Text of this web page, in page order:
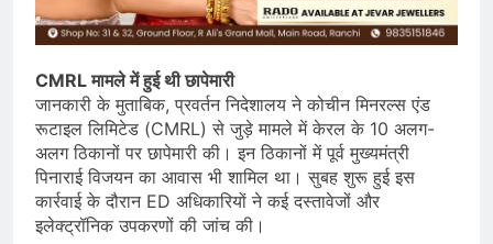
CMRL मामले में हुई थी छापेमारी
जानकारी के मुताबिक, प्रवर्तन निदेशालय ने कोचीन मिनरल्स एंड
रूटाइल लिमिटेड (CMRL) से जुड़े मामले में केरल के 10 अलग-
अलग ठिकानों पर छापेमारी की। इन ठिकानों में पूर्व मुख्यमंत्री
पिनाराई विजयन का आवास भी शामिल था। सुबह शुरू हुई इस
कार्रवाई के दौरान ED अधिकारियों ने कई दस्तावेजों और
इलेक्ट्रॉनिक उपकरणों की जांच की।